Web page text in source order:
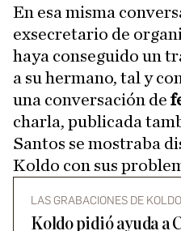
En esa misma
exsecretario de
haya conseguido un
a su hermano, tal y
una conversación de
charla, publicada
Santos se mostraba
Koldo con sus
LAS GRABACIONES DE KOLDO
Koldo pidió ayuda a